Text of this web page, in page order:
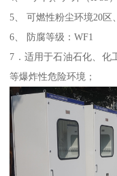
5、 可燃性粉尘环境20区
6、 防腐等级：WF1
7．适用于石油石化、化
等爆炸性危险环境；